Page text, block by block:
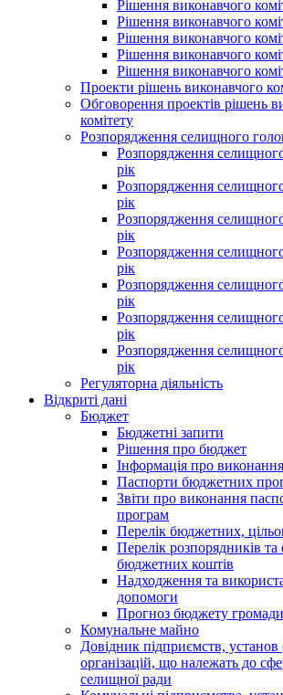
Рішення виконавчого
Рішення виконавчого
Рішення виконавчого
Рішення виконавчого
Рішення виконавчого
Проекти рішень виконавчого
Обговорення проектів рішень
комітету
Розпорядження селищного
Розпорядження
рік
Розпорядження
рік
Розпорядження
рік
Розпорядження
рік
Розпорядження
рік
Розпорядження
рік
Розпорядження
рік
Регуляторна діяльність
Відкриті дані
Бюджет
Бюджетні запити
Рішення про бюджет
Інформація про
Паспорти бюджетних
Звіти про виконання
програм
Перелік бюджетних,
Перелік розпорядників та
бюджетних коштів
Надходження та
допомоги
Прогноз бюджету громади
Комунальне майно
Довідник підприємств, установ
організацій, що належать до
селищної ради